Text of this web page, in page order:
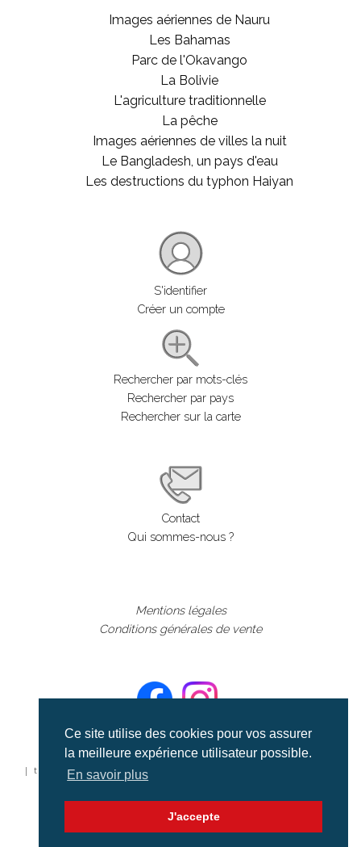
Ce site utilise des cookies pour vos assurer
la meilleure expérience utilisateur possible.
En savoir plus
J'accepte
Images aériennes de Nauru
Les Bahamas
Parc de l'Okavango
La Bolivie
L'agriculture traditionnelle
La pêche
Images aériennes de villes la nuit
Le Bangladesh, un pays d'eau
Les destructions du typhon Haiyan
S'identifier
Créer un compte
Rechercher par mots-clés
Rechercher par pays
Rechercher sur la carte
Contact
Qui sommes-nous ?
Mentions légales
Conditions générales de vente
©aerialcollection marque déposée 2024
| tous droits réservés | aerialcollection.fr banque d'images
aériennes et documentaires video et cinéma |